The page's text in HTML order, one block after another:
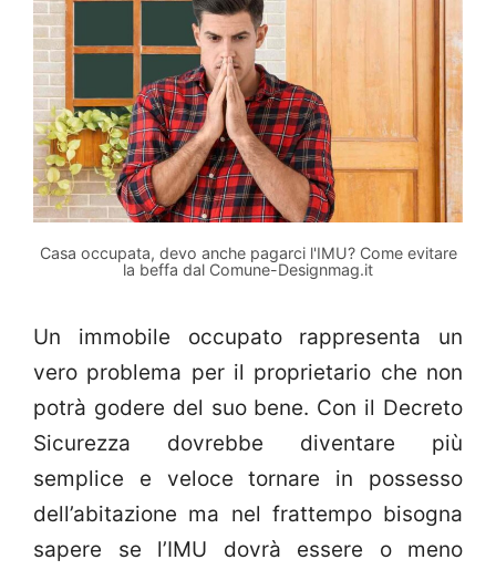
Casa occupata, devo anche pagarci l'IMU? Come evitare
la beffa dal Comune-Designmag.it
Un immobile occupato rappresenta un
vero problema per il proprietario che non
potrà godere del suo bene. Con il Decreto
Sicurezza dovrebbe diventare più
semplice e veloce tornare in possesso
dell’abitazione ma nel frattempo bisogna
sapere se l’IMU dovrà essere o meno